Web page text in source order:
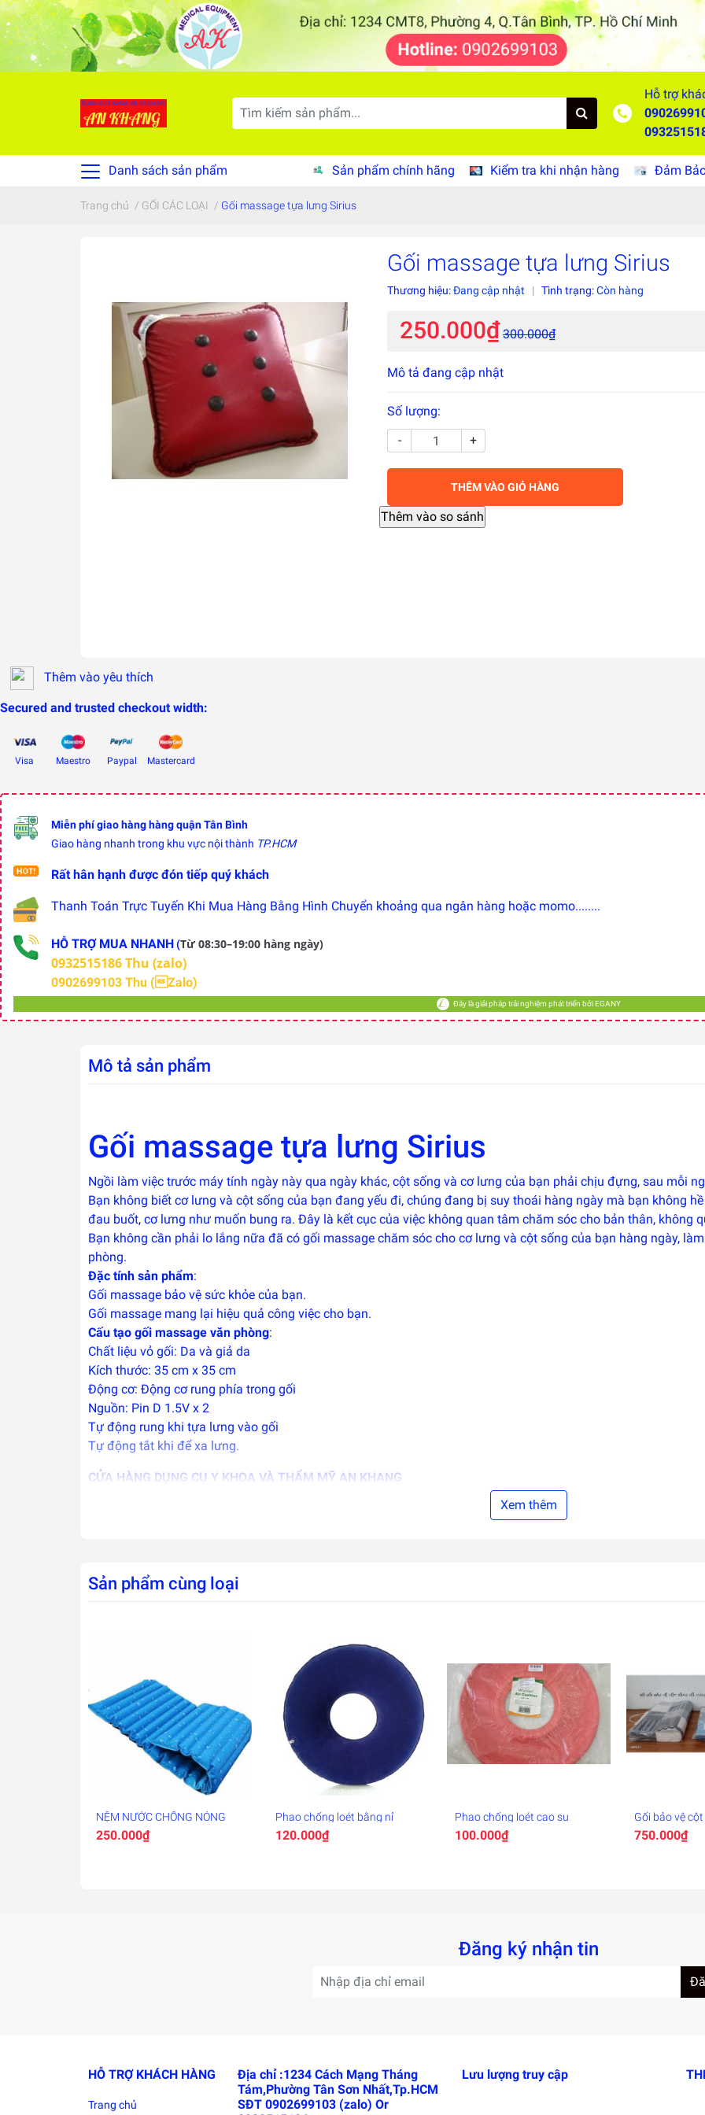
Hỗ trợ
Danh sách sản phẩm Sản phẩm chính hãng Kiểm tra khi nhận hàng Đảm
Trang chủ / GỐI CÁC LOẠI / Gối massage tựa lưng Sirius
Gối massage tựa lưng Sirius
Thương hiệu:Đang cập nhật | Tình trạng:Còn hàng
250.000₫ 300.000₫
Mô tả đang cập nhật
Số lượng:
-
+
THÊM VÀO GIỎ HÀNG
Thêm vào yêu thích
Secured and trusted checkout width:
Visa Maestro Paypal Mastercard
Miễn phí giao hàng hàng quận Tân Bình
Giao hàng nhanh trong khu vực nội thành TP.HCM
Rất hân hạnh được đón tiếp quý khách
Thanh Toán Trực Tuyến Khi Mua Hàng Bằng Hình Chuyển khoảng qua ngân hàng hoặc momo........
HỖ TRỢ MUA NHANH(Từ 08:30–19:00 hàng ngày)
0932515186 Thu (zalo)
0902699103 Thu (Zalo)
Đây là giải pháp trải nghiệm phát triển bởi EGANY
Mô tả sản phẩm
Gối massage tựa lưng Sirius
Ngồi làm việc trước máy tính ngày này qua ngày khác, cột sống và cơ lưng của bạn phải chịu đựng, sau mỗi
Bạn không biết cơ lưng và cột sống của bạn đang yếu đi, chúng đang bị suy thoái hàng ngày mà bạn không
đau buốt, cơ lưng như muốn bung ra. Đây là kết cục của việc không quan tâm chăm sóc cho bản thân, không
Bạn không cần phải lo lắng nữa đã có gối massage chăm sóc cho cơ lưng và cột sống của bạn hàng ngày,
phòng.
Đặc tính sản phẩm:
Gối massage bảo vệ sức khỏe của bạn.
Gối massage mang lại hiệu quả công việc cho bạn.
Cấu tạo gối massage văn phòng:
Chất liệu vỏ gối: Da và giả da
Kích thước: 35 cm x 35 cm
Động cơ: Động cơ rung phía trong gối
Nguồn: Pin D 1.5V x 2
Tự động rung khi tựa lưng vào gối
Tự động tắt khi để xa lưng.
CỬA HÀNG DỤNG CỤ Y KHOA VÀ THẨM MỸ AN KHANG
Hãy gọi cho chúng tôi để được tư vấn miễn phí.
Ship hàng toàn quốc.
Giao hàng tận nơi.
Nơi mua Uy tín.
Bảo hành tốt nhất.
Giá cả phải chăng.
Xem thêm
Sản phẩm cùng loại
NỆM NƯỚC CHỐNG NÓNG
250.000₫
Phao chống loét bằng nỉ
120.000₫
Phao chống loét cao su
100.000₫
Gối bảo vệ cột
lưng, kê chân
750.000₫
Đăng ký nhận tin
HỖ TRỢ KHÁCH HÀNG
Trang chủ
Địa chỉ :1234 Cách Mạng Tháng
Tám,Phường Tân Sơn Nhất,Tp.HCM
SĐT 0902699103 (zalo) Or
Lưu lượng truy cập